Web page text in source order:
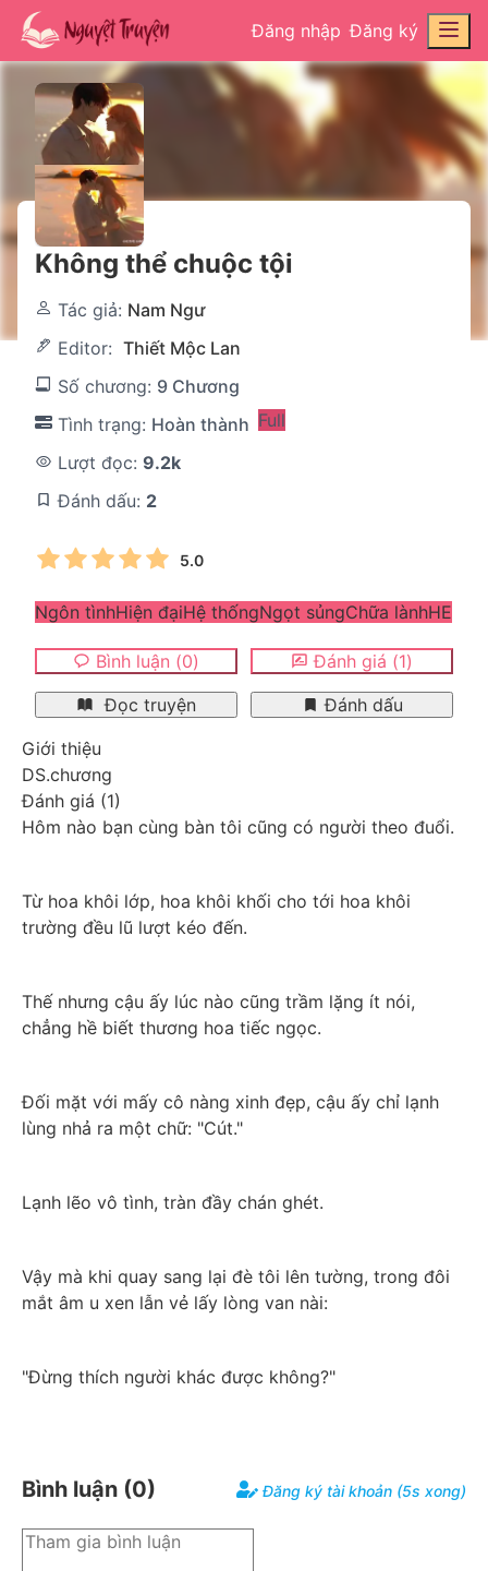
Đăng nhập Đăng ký
Không thể chuộc tội
Tác giả: Nam Ngư
Editor: Thiết Mộc Lan
Số chương: 9 Chương
Tình trạng: Hoàn thành Full
Lượt đọc: 9.2k
Đánh dấu: 2
5.0
Ngôn tìnhHiện đạiHệ thốngNgọt sủngChữa lànhHE
Bình luận (0) Đánh giá (1)
Đọc truyện
Đánh dấu
Giới thiệu
DS.chương
Đánh giá (1)
Hôm nào bạn cùng bàn tôi cũng có người theo đuổi.
Từ hoa khôi lớp, hoa khôi khối cho tới hoa khôi
trường đều lũ lượt kéo đến.
Thế nhưng cậu ấy lúc nào cũng trầm lặng ít nói,
chẳng hề biết thương hoa tiếc ngọc.
Đối mặt với mấy cô nàng xinh đẹp, cậu ấy chỉ lạnh
lùng nhả ra một chữ: "Cút."
Lạnh lẽo vô tình, tràn đầy chán ghét.
Vậy mà khi quay sang lại đè tôi lên tường, trong đôi
mắt âm u xen lẫn vẻ lấy lòng van nài:
"Đừng thích người khác được không?"
Bình luận (0) Đăng ký tài khoản (5s xong)